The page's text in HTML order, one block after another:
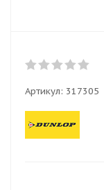
Артикул: 317305